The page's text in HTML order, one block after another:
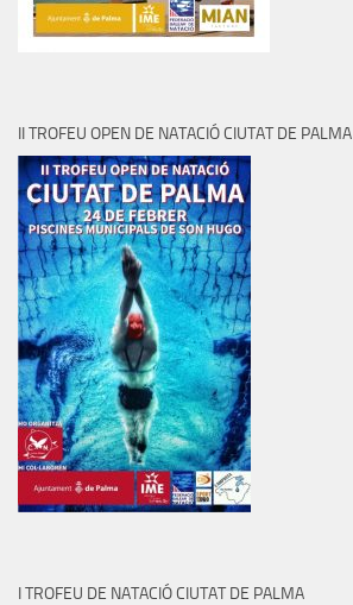
II TROFEU OPEN DE NATACIÓ CIUTAT DE PALMA
I TROFEU DE NATACIÓ CIUTAT DE PALMA